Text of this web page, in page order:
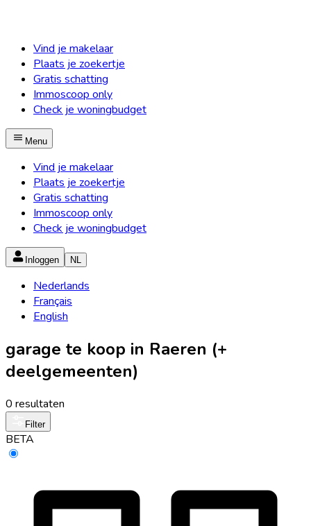
Vind je makelaar
Plaats je zoekertje
Gratis schatting
Immoscoop only
Check je woningbudget
Menu
Vind je makelaar
Plaats je zoekertje
Gratis schatting
Immoscoop only
Check je woningbudget
Inloggen NL
Nederlands
Français
English
garage te koop in Raeren (+
deelgemeenten)
0 resultaten
Filter
BETA